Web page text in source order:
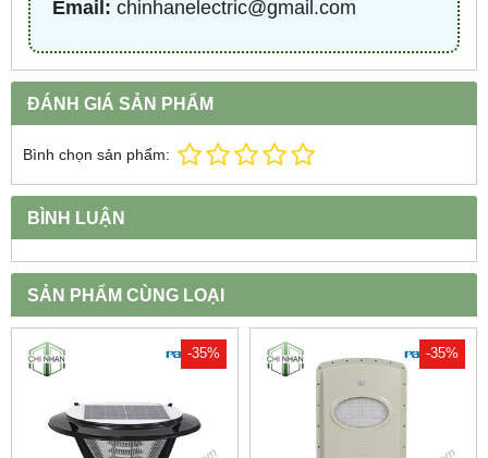
Email: chinhanelectric@gmail.com
ĐÁNH GIÁ SẢN PHẨM
Bình chọn sản phẩm:
BÌNH LUẬN
SẢN PHẨM CÙNG LOẠI
-35% -35%